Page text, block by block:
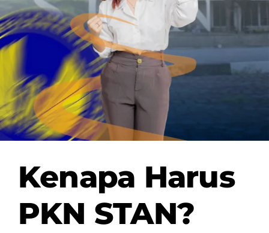
OUR PROGRAM
REGISTRATION
Kenapa Harus
PKN STAN?